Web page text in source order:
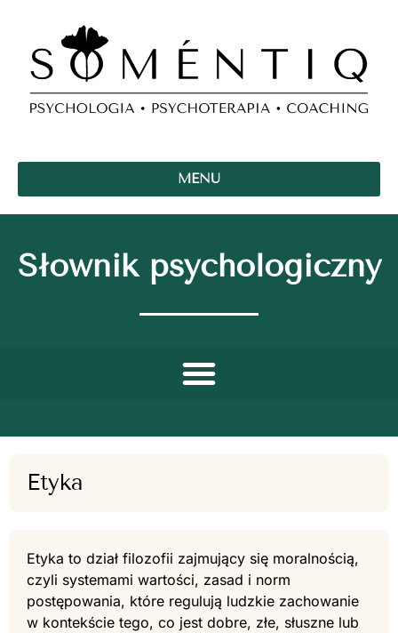
MENU
Słownik psychologiczny
Etyka
Etyka to dział filozofii zajmujący się moralnością,
czyli systemami wartości, zasad i norm
postępowania, które regulują ludzkie zachowanie
w kontekście tego, co jest dobre, złe, słuszne lub